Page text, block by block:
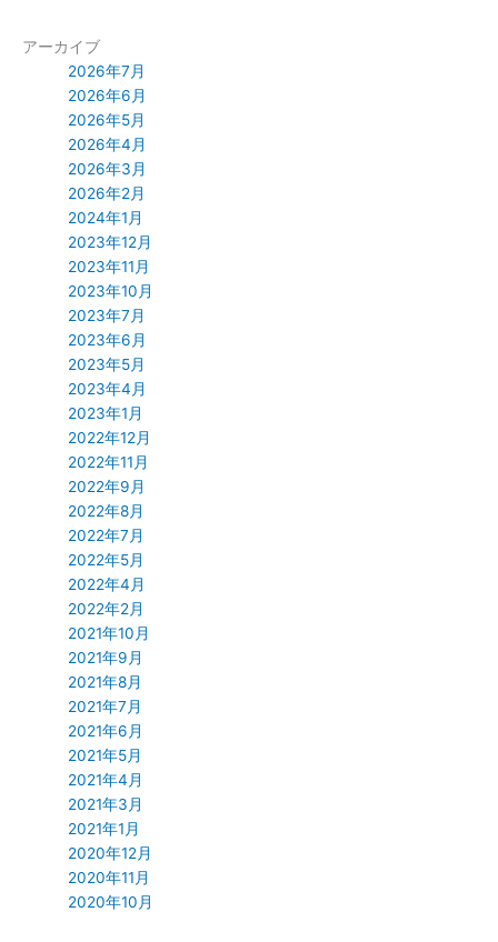
アーカイブ
2026年7月
2026年6月
2026年5月
2026年4月
2026年3月
2026年2月
2024年1月
2023年12月
2023年11月
2023年10月
2023年7月
2023年6月
2023年5月
2023年4月
2023年1月
2022年12月
2022年11月
2022年9月
2022年8月
2022年7月
2022年5月
2022年4月
2022年2月
2021年10月
2021年9月
2021年8月
2021年7月
2021年6月
2021年5月
2021年4月
2021年3月
2021年1月
2020年12月
2020年11月
2020年10月